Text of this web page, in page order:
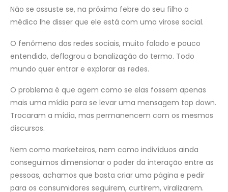
Não se assuste se, na próxima febre do seu filho o
médico lhe disser que ele está com uma virose social.
O fenômeno das redes sociais, muito falado e pouco
entendido, deflagrou a banalização do termo. Todo
mundo quer entrar e explorar as redes.
O problema é que agem como se elas fossem apenas
mais uma mídia para se levar uma mensagem top down.
Trocaram a mídia, mas permanencem com os mesmos
discursos.
Nem como marketeiros, nem como indivíduos ainda
conseguimos dimensionar o poder da interação entre as
pessoas, achamos que basta criar uma página e pedir
para os consumidores seguirem, curtirem, viralizarem.